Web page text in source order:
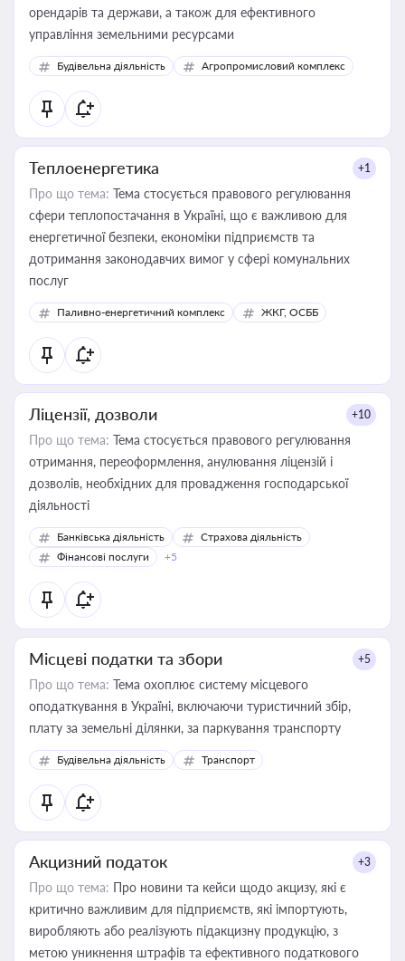
орендарів та держави, а також для ефективного
управління земельними ресурсами
Будівельна діяльність Агропромисловий комплекс
Теплоенергетика +1
Про що тема: Тема стосується правового регулювання
сфери теплопостачання в Україні, що є важливою для
енергетичної безпеки, економіки підприємств та
дотримання законодавчих вимог у сфері комунальних
послуг
Паливно-енергетичний комплекс ЖКГ, ОСББ
Ліцензії, дозволи +10
Про що тема: Тема стосується правового регулювання
отримання, переоформлення, анулювання ліцензій і
дозволів, необхідних для провадження господарської
діяльності
Банківська діяльність
Страхова діяльність
Фінансові послуги
+5
Місцеві податки та збори +5
Про що тема: Тема охоплює систему місцевого
оподаткування в Україні, включаючи туристичний збір,
плату за земельні ділянки, за паркування транспорту
Будівельна діяльність Транспорт
Акцизний податок +3
Про що тема: Про новини та кейси щодо акцизу, які є
критично важливим для підприємств, які імпортують,
виробляють або реалізують підакцизну продукцію, з
метою уникнення штрафів та ефективного податкового